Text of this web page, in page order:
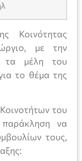
Κοινότητας
με την
τα μέλη του
το θέμα της
του
να
τους,